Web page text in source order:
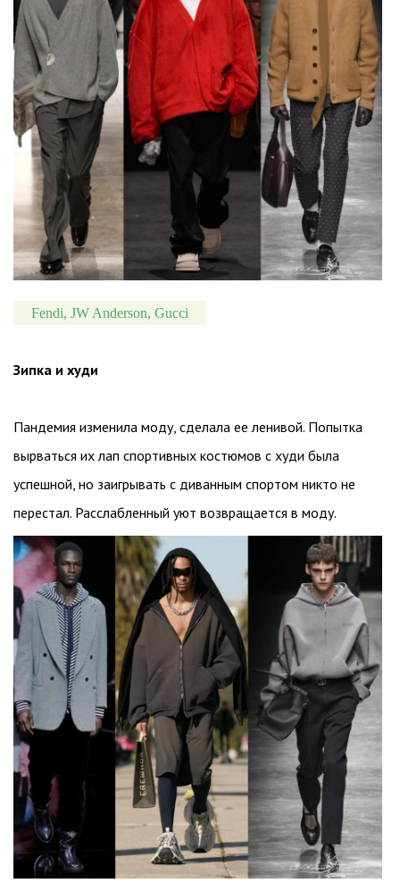
Fendi, JW Anderson, Gucci
Зипка и худи
Пандемия изменила моду, сделала ее ленивой. Попытка
вырваться их лап спортивных костюмов с худи была
успешной, но заигрывать с диванным спортом никто не
перестал. Расслабленный уют возвращается в моду.